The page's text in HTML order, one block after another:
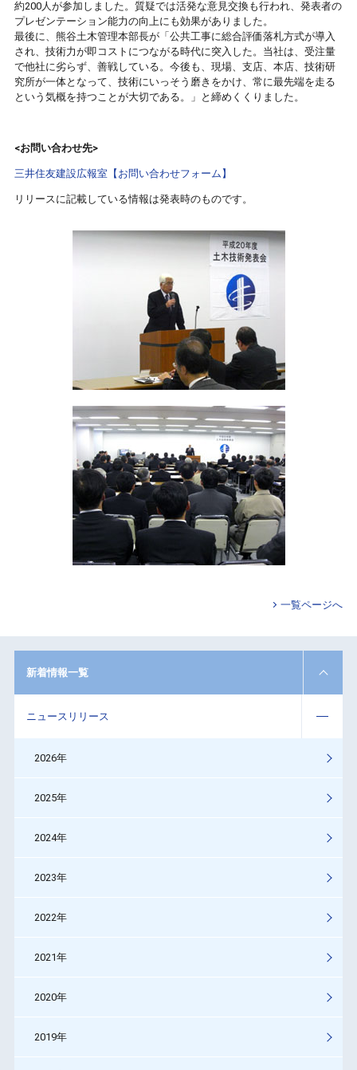
約200人が参加しました。質疑では活発な意見交換も行われ、発表者の
プレゼンテーション能力の向上にも効果がありました。
最後に、熊谷土木管理本部長が「公共工事に総合評価落札方式が導入
され、技術力が即コストにつながる時代に突入した。当社は、受注量
で他社に劣らず、善戦している。今後も、現場、支店、本店、技術研
究所が一体となって、技術にいっそう磨きをかけ、常に最先端を走る
という気概を持つことが大切である。」と締めくくりました。
<お問い合わせ先>
三井住友建設広報室【お問い合わせフォーム】
リリースに記載している情報は発表時のものです。
一覧ページへ
新着情報一覧
ニュースリリース
2026年
2025年
2024年
2023年
2022年
2021年
2020年
2019年